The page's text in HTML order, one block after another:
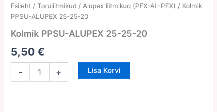
Esileht /Toruliitmikud / Alupex liitmikud (PEX-AL-PEX) / Kolmik
PPSU-ALUPEX 25-25-20
Kolmik PPSU-ALUPEX 25-25-20
5,50€
-
Kolmik
PPSU-
25-
20
kogus
+ Lisa Korvi